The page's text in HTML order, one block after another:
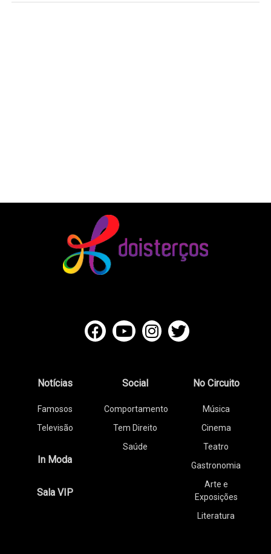
Notícias
Famosos
Televisão
In Moda
Sala VIP
Social
Comportamento
Tem Direito
Saúde
No Circuito
Música
Cinema
Teatro
Gastronomia
Arte e
Exposições
Literatura